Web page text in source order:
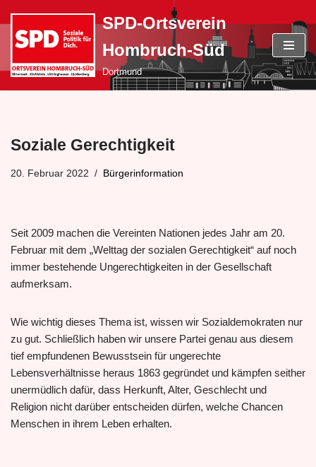
Zum
springen
SPD-Ortsverein
Hombruch-Süd
Dortmund
Soziale Gerechtigkeit
20. Februar 2022 Bürgerinformation
Seit 2009 machen die Vereinten Nationen jedes Jahr am 20.
Februar mit dem „Welttag der sozialen Gerechtigkeit“ auf noch
immer bestehende Ungerechtigkeiten in der Gesellschaft
aufmerksam.
Wie wichtig dieses Thema ist, wissen wir Sozialdemokraten nur
zu gut. Schließlich haben wir unsere Partei genau aus diesem
tief empfundenen Bewusstsein für ungerechte
Lebensverhältnisse heraus 1863 gegründet und kämpfen seither
unermüdlich dafür, dass Herkunft, Alter, Geschlecht und
Religion nicht darüber entscheiden dürfen, welche Chancen
Menschen in ihrem Leben erhalten.